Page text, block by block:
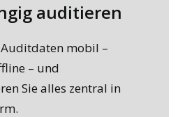
auditieren
Auditdaten mobil –
– und
Sie alles zentral in